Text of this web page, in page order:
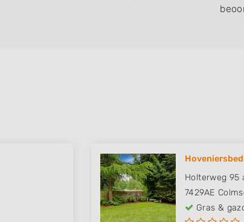
Holterweg 95
7429AE
Gras &